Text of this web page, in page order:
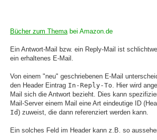
Bücher zum Themabei Amazon.de
Ein Antwort-Mail bzw. ein Reply-Mail ist
ein erhaltenes E-Mail.
Von einem "neu" geschriebenen E-Mail
den Header Eintrag In-Reply-To. Hier wird
Mail sich die Antwort bezieht. Dies kann
Mail-Server einem Mail eine Art eindeutige ID
Id) zuweist, die dann referenziert werden kann.
Ein solches Feld im Header kann z.B. so